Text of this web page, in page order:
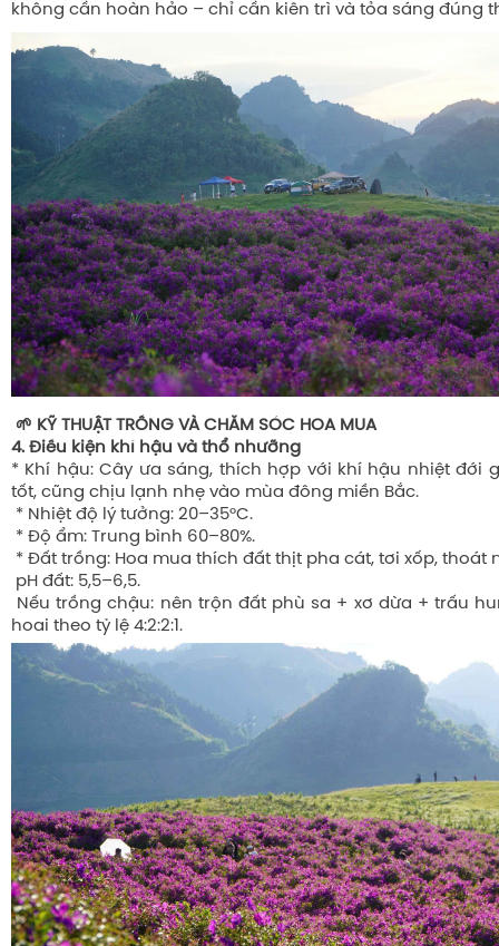
không cần hoàn hảo – chỉ cần kiên trì và tỏa sáng đúng
🌱 KỸ THUẬT TRỒNG VÀ CHĂM SÓC HOA MUA
4. Điều kiện khí hậu và thổ nhưỡng
* Khí hậu:Cây ưa sáng, thích hợp với khí hậu nhiệt đới
tốt, cũng chịu lạnh nhẹ vào mùa đông miền Bắc.
* Nhiệt độ lý tưởng: 20–35°C.
* Độ ẩm: Trung bình 60–80%.
* Đất trồng: Hoa mua thích đất thịt pha cát, tơi xốp, thoát
pH đất: 5,5–6,5.
Nếu trồng chậu: nên trộn đất phù sa + xơ dừa + trấu
hoai theo tỷ lệ 4:2:2:1.